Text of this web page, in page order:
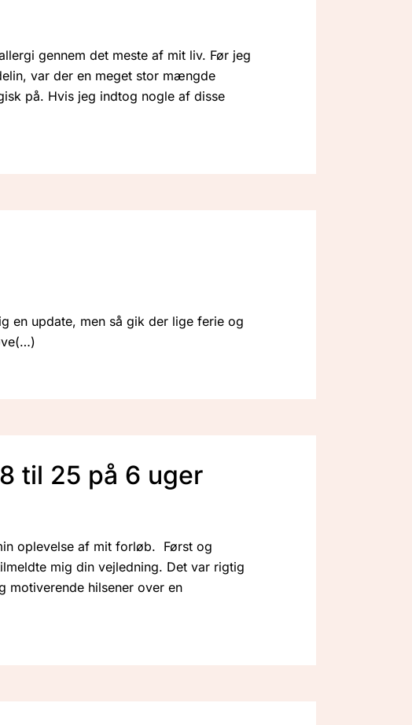
gennem det meste af mit liv. Før jeg
var der en meget stor mængde
på. Hvis jeg indtog nogle af disse
en update, men så gik der lige ferie og
til 25 på 6 uger
oplevelse af mit forløb. Først og
mig din vejledning. Det var rigtig
motiverende hilsener over en